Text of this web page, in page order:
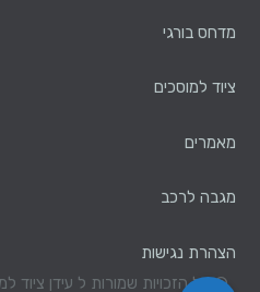
מדחס בורגי
ציוד למוסכים
מאמרים
מגבה לרכב
הצהרת נגישות
© כל הזכויות שמורות ל עידן ציוד